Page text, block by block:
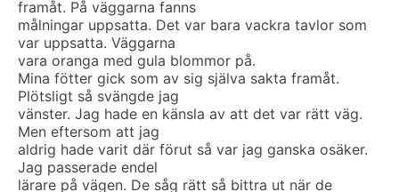
framåt. På väggarna fanns
målningar uppsatta. Det var bara vackra tavlor som
var uppsatta. Väggarna
vara oranga med gula blommor på.
Mina fötter gick som av sig själva sakta framåt.
Plötsligt så svängde jag
vänster. Jag hade en känsla av att det var rätt väg.
Men eftersom att jag
aldrig hade varit där förut så var jag ganska osäker.
Jag passerade endel
lärare på vägen. De såg rätt så bittra ut när de